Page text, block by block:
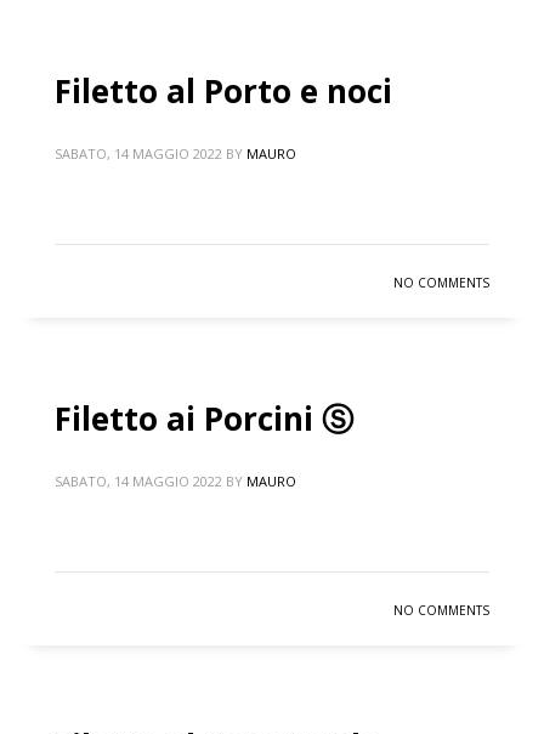
Filetto al Porto e noci
SABATO, 14 MAGGIO 2022 BY MAURO
NO COMMENTS
Filetto ai Porcini Ⓢ
SABATO, 14 MAGGIO 2022 BY MAURO
NO COMMENTS